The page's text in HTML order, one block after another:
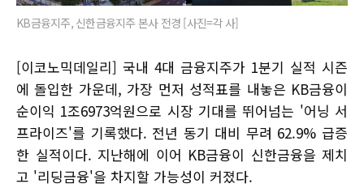
KB금융지주, 신한금융지주 본사 전경 [사진=각 사]
[이코노믹데일리] 국내 4대 금융지주가 1분기 실적 시즌
에 돌입한 가운데, 가장 먼저 성적표를 내놓은 KB금융이
순이익 1조6973억원으로 시장 기대를 뛰어넘는 '어닝 서
프라이즈'를 기록했다. 전년 동기 대비 무려 62.9% 급증
한 실적이다. 지난해에 이어 KB금융이 신한금융을 제치
고 '리딩금융'을 차지할 가능성이 커졌다.